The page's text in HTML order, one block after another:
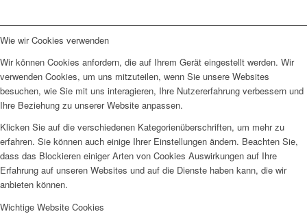
Wie wir Cookies verwenden
Wir können Cookies anfordern, die auf Ihrem Gerät eingestellt werden. Wir
verwenden Cookies, um uns mitzuteilen, wenn Sie unsere Websites
besuchen, wie Sie mit uns interagieren, Ihre Nutzererfahrung verbessern und
Ihre Beziehung zu unserer Website anpassen.
Klicken Sie auf die verschiedenen Kategorienüberschriften, um mehr zu
erfahren. Sie können auch einige Ihrer Einstellungen ändern. Beachten Sie,
dass das Blockieren einiger Arten von Cookies Auswirkungen auf Ihre
Erfahrung auf unseren Websites und auf die Dienste haben kann, die wir
anbieten können.
Wichtige Website Cookies